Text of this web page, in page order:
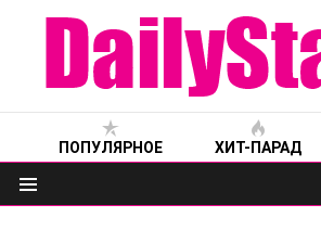
ПОПУЛЯРНОЕ ХИТ-ПАРАД
Меню